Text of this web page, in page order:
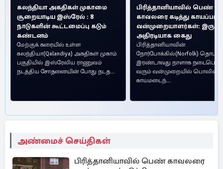
கலந்தியா அகதிகள் முகாமை
சூறையாடிய இஸ்ரேல் : 8
நாடுகளின் கூட்டமைப்பு கடும்
கண்டனம்
மேற்குக் கரையில் உள்ள
கலந்தியா(Qalandiya) அகதிகள் முகாம்
பகுதியில் இஸ்ரேலிய ராணுவம்
நடத்திய சோதனையின் போது நடத…
பிரித்தானியாவில் பெண்
காவலரை கடித்து
வன்முறையாளர்கள்:
அதிரடியாக கைது
பிரித்தானியாவின்
நோர்போக்கில்(Norfolk)
இரண்டாவது நாளாக
வரும் வன்முறையில்
காயமடைந்…
அண்மைச் செய்திகள்
பிரித்தானியாவில் பெண் காவலரை